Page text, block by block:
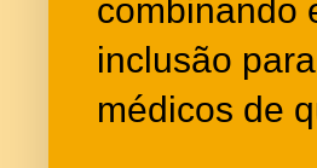
combinando
inclusão
médicos de